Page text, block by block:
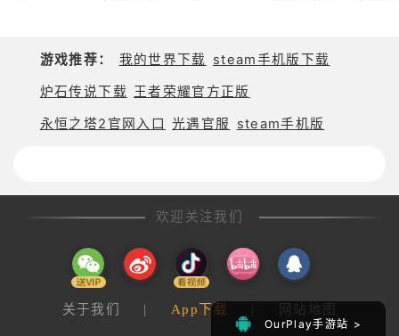
OurPlay手游站 >
OurPlay手游站 >
游戏推荐： 我的世界下载 steam手机版下载
炉石传说下载 王者荣耀官方正版
永恒之塔2官网入口 光遇官服 steam手机版
欢迎关注我们
关于我们 | App下载 网站地图